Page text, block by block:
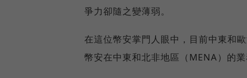
爭力卻隨之變薄弱。
在這位幣安掌門人眼中，目前中東和
幣安在中東和北非地區（MENA）的業